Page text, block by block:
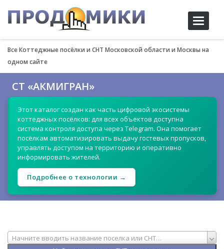
Toggle
Все Коттеджные посёлки и СНТ Московской области и Москвы на
одном сайте
СТ «АКМИГРАН»
Этот каталог создан как часть цифровой экосистемы
коттеджных посёлков: для всех объектов доступна
система контроля доступа через Telegram. Она помогает
посёлкам автоматизировать выдачу гостевых пропусков,
управлять доступом на территорию и оперативно
информировать жителей.
Подробнее о технологии →
Начните вводить название поселка или СНТ…